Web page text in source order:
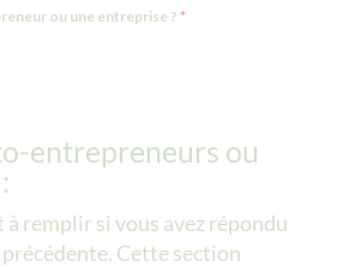
ou une entreprise ? *
entrepreneurs ou
remplir si vous avez répondu
Cette section